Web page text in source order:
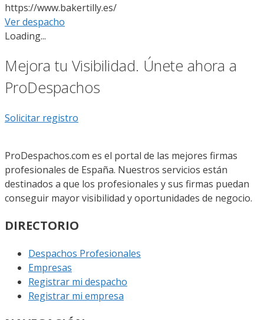
https://www.bakertilly.es/
Ver despacho
Loading...
Mejora tu Visibilidad. Únete ahora a
ProDespachos
Solicitar registro
ProDespachos.com es el portal de las mejores firmas
profesionales de España. Nuestros servicios están
destinados a que los profesionales y sus firmas puedan
conseguir mayor visibilidad y oportunidades de negocio.
DIRECTORIO
Despachos Profesionales
Empresas
Registrar mi despacho
Registrar mi empresa